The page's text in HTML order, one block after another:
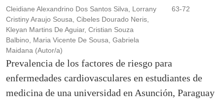
Cleidiane Alexandrino Dos Santos Silva, Lorrany
Cristiny Araujo Sousa, Cibeles Dourado Neris,
Kleyan Martins De Aguiar, Cristian Souza
Balbino, Maria Vicente De Sousa, Gabriela
Maidana (Autor/a)
63-72
Prevalencia de los factores de riesgo para
enfermedades cardiovasculares en estudiantes de
medicina de una universidad en Asunción, Paraguay